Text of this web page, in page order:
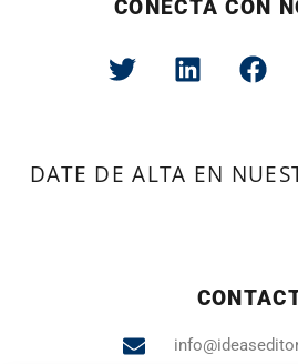
CONECTA CON
DATE DE ALTA EN